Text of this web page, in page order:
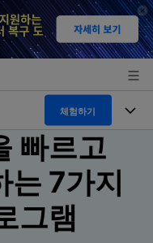
체험하기
빠르고
는 7가지
그램